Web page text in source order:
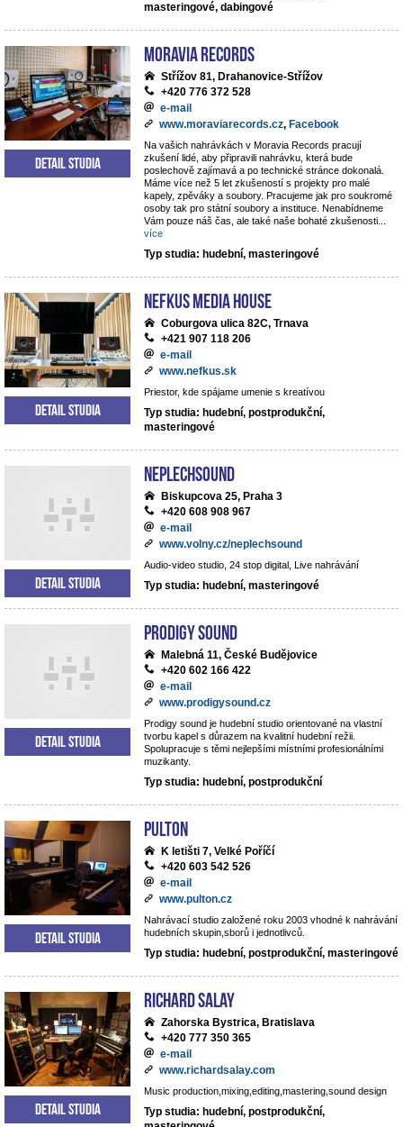
masteringové, dabingové
Moravia Records
Střížov 81, Drahanovice-Střížov
+420 776 372 528
e-mail
www.moraviarecords.cz, Facebook
Na vašich nahrávkách v Moravia Records pracují
zkušení lidé, aby připravili nahrávku, která bude
poslechově zajímavá a po technické stránce dokonalá.
Máme více než 5 let zkušeností s projekty pro malé
kapely, zpěváky a soubory. Pracujeme jak pro soukromé
osoby tak pro státní soubory a instituce. Nenabídneme
Vám pouze náš čas, ale také naše bohaté zkušenosti
více
Typ studia: hudební, masteringové
Detail studia
NEFKUS Media House
Coburgova ulica 82C, Trnava
+421 907 118 206
e-mail
www.nefkus.sk
Priestor, kde spájame umenie s kreatívou
Typ studia: hudební, postprodukční,
masteringové
Detail studia
NEPLECHSOUND
Biskupcova 25, Praha 3
+420 608 908 967
e-mail
www.volny.cz/neplechsound
Audio-video studio, 24 stop digital, Live nahrávání
Typ studia: hudební, masteringové
Detail studia
Prodigy Sound
Malebná 11, České Budějovice
+420 602 166 422
e-mail
www.prodigysound.cz
Prodigy sound je hudební studio orientované na vlastní
tvorbu kapel s důrazem na kvalitní hudební režii.
Spolupracuje s těmi nejlepšími místními profesionálními
muzikanty.
Typ studia: hudební, postprodukční
Detail studia
Pulton
K letišti 7, Velké Poříčí
+420 603 542 526
e-mail
www.pulton.cz
Nahrávací studio založené roku 2003 vhodné k nahrávání
hudebních skupin,sborů i jednotlivců.
Typ studia: hudební, postprodukční, masteringové
Detail studia
RICHARD SALAY
Zahorska Bystrica, Bratislava
+420 777 350 365
e-mail
www.richardsalay.com
Music production,mixing,editing,mastering,sound design
Typ studia: hudební, postprodukční,
Detail studia